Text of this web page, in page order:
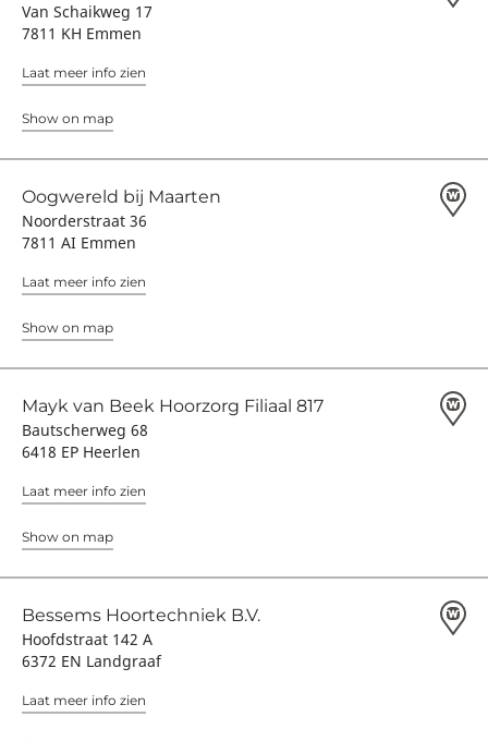
Van Schaikweg 17
7811 KH Emmen
Laat meer info zien
Show on map
Oogwereld bij Maarten
Noorderstraat 36
7811 AI Emmen
Laat meer info zien
Show on map
Mayk van Beek Hoorzorg Filiaal 817
Bautscherweg 68
6418 EP Heerlen
Laat meer info zien
Show on map
Bessems Hoortechniek B.V.
Hoofdstraat 142 A
6372 EN Landgraaf
Laat meer info zien